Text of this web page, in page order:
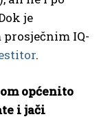
je
IQ-
.
općenito
i jači